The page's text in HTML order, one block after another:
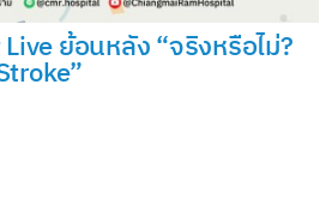
ย้อนหลัง “จริงหรือไม่?